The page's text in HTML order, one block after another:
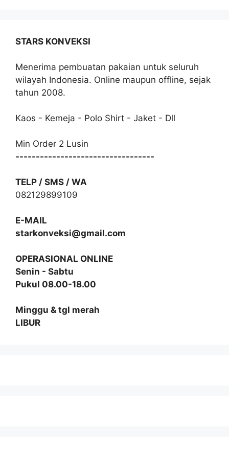
STARS KONVEKSI
Menerima pembuatan pakaian untuk seluruh
wilayah Indonesia. Online maupun offline, sejak
tahun 2008.
Kaos - Kemeja - Polo Shirt - Jaket - Dll
Min Order 2 Lusin
----------------------------------
TELP / SMS / WA
082129899109
E-MAIL
starkonveksi@gmail.com
OPERASIONAL ONLINE
Senin - Sabtu
Pukul 08.00-18.00
Minggu & tgl merah
LIBUR